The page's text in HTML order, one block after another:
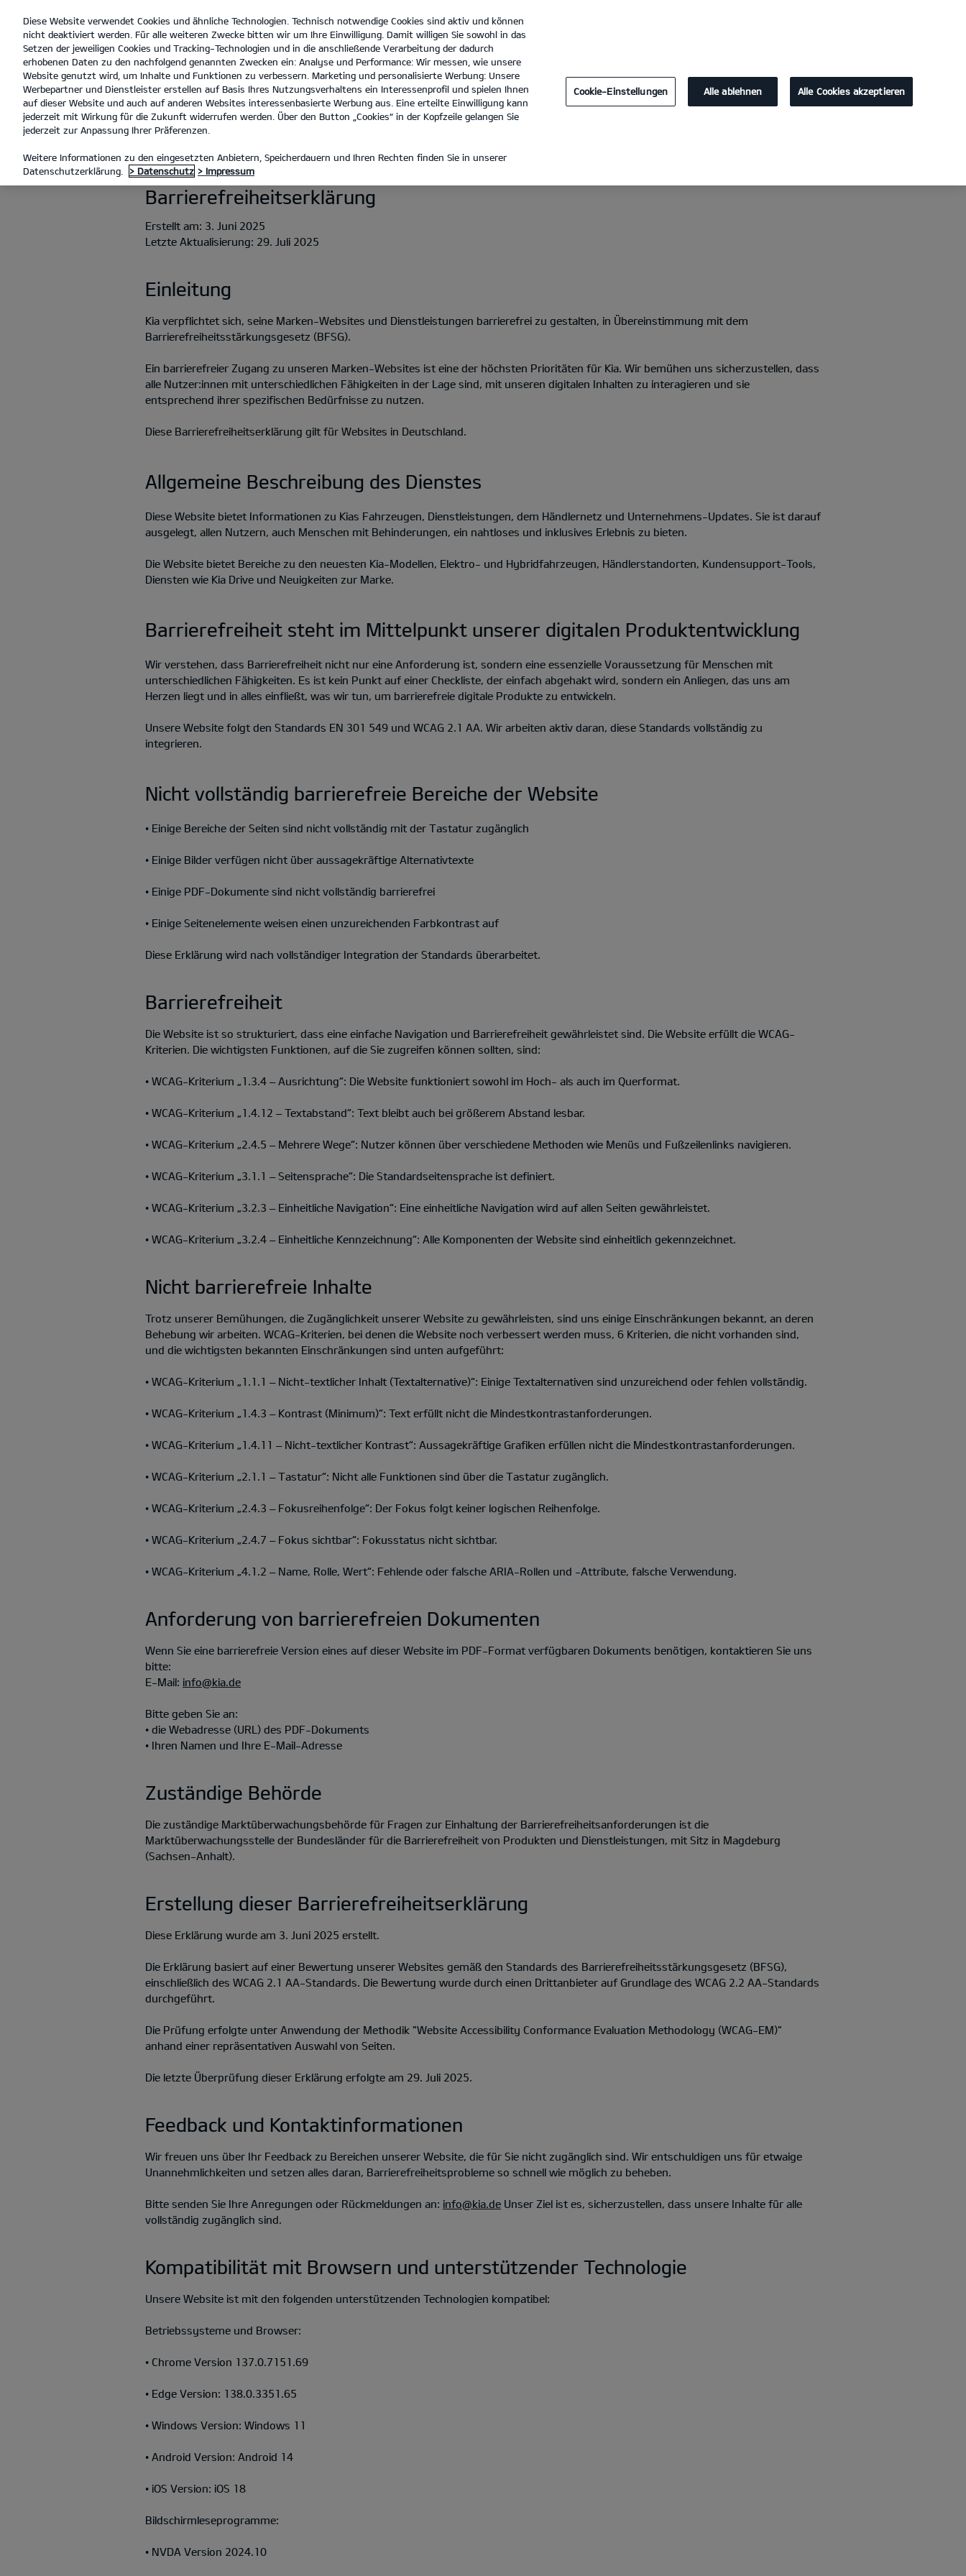
open
menu
Autohaus Günther GmbH Tel. :040 / 6366960
BARRIEREFREIHEIT
BARRIEREFREIHEIT
Barrierefreiheitserklärung
Erstellt am: 3. Juni 2025
Letzte Aktualisierung: 29. Juli 2025
Einleitung
Kia verpflichtet sich, seine Marken-Websites und Dienstleistungen barrierefrei zu gestalten, in Übereinstimmung mit dem
Barrierefreiheitsstärkungsgesetz (BFSG).
Ein barrierefreier Zugang zu unseren Marken-Websites ist eine der höchsten Prioritäten für Kia. Wir bemühen uns sicherzustellen, dass
alle Nutzer:innen mit unterschiedlichen Fähigkeiten in der Lage sind, mit unseren digitalen Inhalten zu interagieren und sie
entsprechend ihrer spezifischen Bedürfnisse zu nutzen.
Diese Barrierefreiheitserklärung gilt für Websites in Deutschland.
Allgemeine Beschreibung des Dienstes
Diese Website bietet Informationen zu Kias Fahrzeugen, Dienstleistungen, dem Händlernetz und Unternehmens-Updates. Sie ist darauf
ausgelegt, allen Nutzern, auch Menschen mit Behinderungen, ein nahtloses und inklusives Erlebnis zu bieten.
Die Website bietet Bereiche zu den neuesten Kia-Modellen, Elektro- und Hybridfahrzeugen, Händlerstandorten, Kundensupport-Tools,
Diensten wie Kia Drive und Neuigkeiten zur Marke.
Barrierefreiheit steht im Mittelpunkt unserer digitalen Produktentwicklung
Wir verstehen, dass Barrierefreiheit nicht nur eine Anforderung ist, sondern eine essenzielle Voraussetzung für Menschen mit
unterschiedlichen Fähigkeiten. Es ist kein Punkt auf einer Checkliste, der einfach abgehakt wird, sondern ein Anliegen, das uns am
Herzen liegt und in alles einfließt, was wir tun, um barrierefreie digitale Produkte zu entwickeln.
Unsere Website folgt den Standards EN 301 549 und WCAG 2.1 AA. Wir arbeiten aktiv daran, diese Standards vollständig zu
integrieren.
Nicht vollständig barrierefreie Bereiche der Website
• Einige Bereiche der Seiten sind nicht vollständig mit der Tastatur zugänglich
• Einige Bilder verfügen nicht über aussagekräftige Alternativtexte
• Einige PDF-Dokumente sind nicht vollständig barrierefrei
• Einige Seitenelemente weisen einen unzureichenden Farbkontrast auf
Diese Erklärung wird nach vollständiger Integration der Standards überarbeitet.
Barrierefreiheit
Die Website ist so strukturiert, dass eine einfache Navigation und Barrierefreiheit gewährleistet sind. Die Website erfüllt die WCAG-
Kriterien. Die wichtigsten Funktionen, auf die Sie zugreifen können sollten, sind:
• WCAG-Kriterium „1.3.4 – Ausrichtung“: Die Website funktioniert sowohl im Hoch- als auch im Querformat.
• WCAG-Kriterium „1.4.12 – Textabstand“: Text bleibt auch bei größerem Abstand lesbar.
• WCAG-Kriterium „2.4.5 – Mehrere Wege“: Nutzer können über verschiedene Methoden wie Menüs und Fußzeilenlinks navigieren.
• WCAG-Kriterium „3.1.1 – Seitensprache“: Die Standardseitensprache ist definiert.
• WCAG-Kriterium „3.2.3 – Einheitliche Navigation“: Eine einheitliche Navigation wird auf allen Seiten gewährleistet.
• WCAG-Kriterium „3.2.4 – Einheitliche Kennzeichnung“: Alle Komponenten der Website sind einheitlich gekennzeichnet.
Nicht barrierefreie Inhalte
Trotz unserer Bemühungen, die Zugänglichkeit unserer Website zu gewährleisten, sind uns einige Einschränkungen bekannt, an deren
Behebung wir arbeiten. WCAG-Kriterien, bei denen die Website noch verbessert werden muss, 6 Kriterien, die nicht vorhanden sind,
und die wichtigsten bekannten Einschränkungen sind unten aufgeführt:
• WCAG-Kriterium „1.1.1 – Nicht-textlicher Inhalt (Textalternative)“: Einige Textalternativen sind unzureichend oder fehlen vollständig.
• WCAG-Kriterium „1.4.3 – Kontrast (Minimum)“: Text erfüllt nicht die Mindestkontrastanforderungen.
• WCAG-Kriterium „1.4.11 – Nicht-textlicher Kontrast“: Aussagekräftige Grafiken erfüllen nicht die Mindestkontrastanforderungen.
• WCAG-Kriterium „2.1.1 – Tastatur“: Nicht alle Funktionen sind über die Tastatur zugänglich.
• WCAG-Kriterium „2.4.3 – Fokusreihenfolge“: Der Fokus folgt keiner logischen Reihenfolge.
• WCAG-Kriterium „2.4.7 – Fokus sichtbar“: Fokusstatus nicht sichtbar.
• WCAG-Kriterium „4.1.2 – Name, Rolle, Wert“: Fehlende oder falsche ARIA-Rollen und -Attribute, falsche Verwendung.
Anforderung von barrierefreien Dokumenten
Wenn Sie eine barrierefreie Version eines auf dieser Website im PDF-Format verfügbaren Dokuments benötigen, kontaktieren Sie uns
bitte:
E-Mail: info@kia.de
Bitte geben Sie an:
• die Webadresse (URL) des PDF-Dokuments
• Ihren Namen und Ihre E-Mail-Adresse
Zuständige Behörde
Die zuständige Marktüberwachungsbehörde für Fragen zur Einhaltung der Barrierefreiheitsanforderungen ist die
Marktüberwachungsstelle der Bundesländer für die Barrierefreiheit von Produkten und Dienstleistungen, mit Sitz in Magdeburg
(Sachsen-Anhalt).
Erstellung dieser Barrierefreiheitserklärung
Diese Erklärung wurde am 3. Juni 2025 erstellt.
Die Erklärung basiert auf einer Bewertung unserer Websites gemäß den Standards des Barrierefreiheitsstärkungsgesetz (BFSG),
einschließlich des WCAG 2.1 AA-Standards. Die Bewertung wurde durch einen Drittanbieter auf Grundlage des WCAG 2.2 AA-Standards
durchgeführt.
Die Prüfung erfolgte unter Anwendung der Methodik "Website Accessibility Conformance Evaluation Methodology (WCAG-EM)"
anhand einer repräsentativen Auswahl von Seiten.
Die letzte Überprüfung dieser Erklärung erfolgte am 29. Juli 2025.
Feedback und Kontaktinformationen
Wir freuen uns über Ihr Feedback zu Bereichen unserer Website, die für Sie nicht zugänglich sind. Wir entschuldigen uns für etwaige
Unannehmlichkeiten und setzen alles daran, Barrierefreiheitsprobleme so schnell wie möglich zu beheben.
Bitte senden Sie Ihre Anregungen oder Rückmeldungen an: info@kia.de Unser Ziel ist es, sicherzustellen, dass unsere Inhalte für alle
vollständig zugänglich sind.
Kompatibilität mit Browsern und unterstützender Technologie
Unsere Website ist mit den folgenden unterstützenden Technologien kompatibel:
Betriebssysteme und Browser:
• Chrome Version 137.0.7151.69
• Edge Version: 138.0.3351.65
• Windows Version: Windows 11
• Android Version: Android 14
• iOS Version: iOS 18
Bildschirmleseprogramme:
• NVDA Version 2024.10
Diese Website verwendet Cookies und ähnliche Technologien. Technisch notwendige Cookies sind aktiv und können
nicht deaktiviert werden. Für alle weiteren Zwecke bitten wir um Ihre Einwilligung. Damit willigen Sie sowohl in das
Setzen der jeweiligen Cookies und Tracking-Technologien und in die anschließende Verarbeitung der dadurch
erhobenen Daten zu den nachfolgend genannten Zwecken ein: Analyse und Performance: Wir messen, wie unsere
Website genutzt wird, um Inhalte und Funktionen zu verbessern. Marketing und personalisierte Werbung: Unsere
Werbepartner und Dienstleister erstellen auf Basis Ihres Nutzungsverhaltens ein Interessenprofil und spielen Ihnen
auf dieser Website und auch auf anderen Websites interessenbasierte Werbung aus. Eine erteilte Einwilligung kann
jederzeit mit Wirkung für die Zukunft widerrufen werden. Über den Button „Cookies“ in der Kopfzeile gelangen Sie
jederzeit zur Anpassung Ihrer Präferenzen.
Weitere Informationen zu den eingesetzten Anbietern, Speicherdauern und Ihren Rechten finden Sie in unserer
Datenschutzerklärung.
> Datenschutz > Impressum
Cookie-Einstellungen Alle ablehnen Alle Cookies akzeptieren